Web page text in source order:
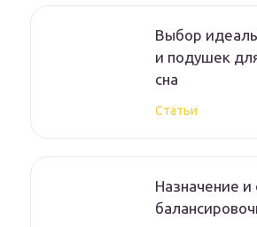
Выбор
и подушек
сна
Статьи
Назначение и